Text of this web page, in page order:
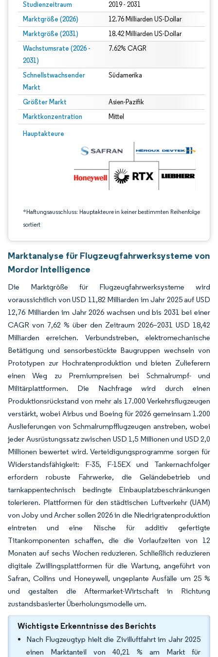
Studienzeitraum 2019 - 2031
Marktgröße (2026) 12.76 Milliarden US-Dollar
Marktgröße (2031) 18.42 Milliarden US-Dollar
Wachstumsrate (2026 -
2031)
7.62% CAGR
Schnellstwachsender
Markt
Südamerika
Größter Markt Asien-Pazifik
Marktkonzentration Mittel
Hauptakteure
*Haftungsausschluss: Hauptakteure in keiner bestimmten Reihenfolge
sortiert
Bild © Mordor Intelligence. Wiederverwendung erfordert Namensnennung
Marktanalyse für Flugzeugfahrwerksysteme von
Mordor Intelligence
Die Marktgröße für Flugzeugfahrwerksysteme wird
voraussichtlich von USD 11,82 Milliarden im Jahr 2025 auf USD
12,76 Milliarden im Jahr 2026 wachsen und bis 2031 bei einer
CAGR von 7,62 % über den Zeitraum 2026–2031 USD 18,42
Milliarden erreichen. Verbundstreben, elektromechanische
Betätigung und sensorbestückte Baugruppen wechseln von
Prototypen zur Hochratenproduktion und bieten Zulieferern
einen Weg zu Premiumpreisen bei Schmalrumpf- und
Militärplattformen. Die Nachfrage wird durch einen
Produktionsrückstand von mehr als 17.000 Verkehrsflugzeugen
verstärkt, wobei Airbus und Boeing für 2026 gemeinsam 1.200
Auslieferungen von Schmalrumpfflugzeugen anstreben, wobei
jeder Ausrüstungssatz zwischen USD 1,5 Millionen und USD 2,0
Millionen bewertet wird. Verteidigungsprogramme sorgen für
Widerstandsfähigkeit: F-35, F-15EX und Tankernachfolger
erfordern robuste Fahrwerke, die Geländebetrieb und
tarnkappentechnisch bedingte Einbauplatzbeschränkungen
tolerieren. Plattformen für den städtischen Luftverkehr (UAM)
von Joby und Archer sollen 2026 in die Niedrigratenproduktion
eintreten und eine Nische für additiv gefertigte
Titankomponenten schaffen, die die Vorlaufzeiten von 12
Monaten auf sechs Wochen reduzieren. Schließlich reduzieren
digitale Zwillingsplattformen für die Wartung, angeführt von
Safran, Collins und Honeywell, ungeplante Ausfälle um 25 %
und gestalten die Aftermarket-Wirtschaft in Richtung
zustandsbasierter Überholungsmodelle um.
Wichtigste Erkenntnisse des Berichts
Nach Flugzeugtyp hielt die Zivilluftfahrt im Jahr 2025
einen Marktanteil von 40,21 % am Markt für